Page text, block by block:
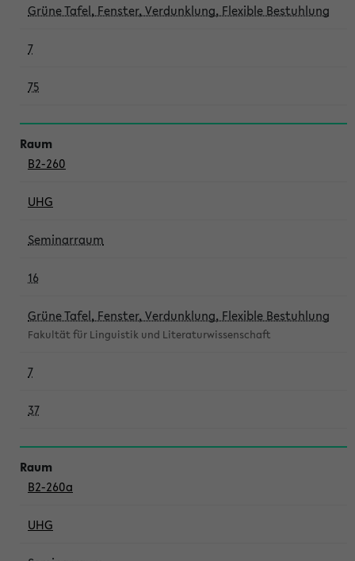
Grüne Tafel, Fenster, Verdunklung, Flexible Bestuhlung
7
75
B2-260
UHG
Seminarraum
16
Grüne Tafel, Fenster, Verdunklung, Flexible Bestuhlung
Fakultät für Linguistik und Literaturwissenschaft
7
37
B2-260a
UHG